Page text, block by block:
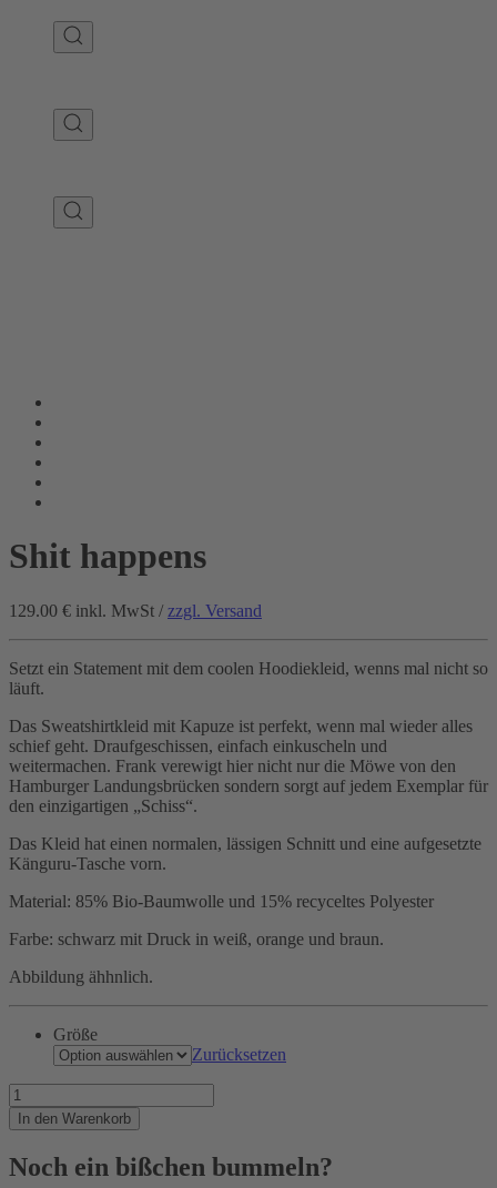
Shit happens
129.00 € inkl. MwSt / zzgl. Versand
Setzt ein Statement mit dem coolen Hoodiekleid, wenns mal nicht so
läuft.
Das Sweatshirtkleid mit Kapuze ist perfekt, wenn mal wieder alles
schief geht. Draufgeschissen, einfach einkuscheln und
weitermachen. Frank verewigt hier nicht nur die Möwe von den
Hamburger Landungsbrücken sondern sorgt auf jedem Exemplar für
den einzigartigen „Schiss“.
Das Kleid hat einen normalen, lässigen Schnitt und eine aufgesetzte
Känguru-Tasche vorn.
Material: 85% Bio-Baumwolle und 15% recyceltes Polyester
Farbe: schwarz mit Druck in weiß, orange und braun.
Abbildung ähhnlich.
Größe
Zurücksetzen
Shit
happens
Menge
In den Warenkorb
Noch ein bißchen bummeln?